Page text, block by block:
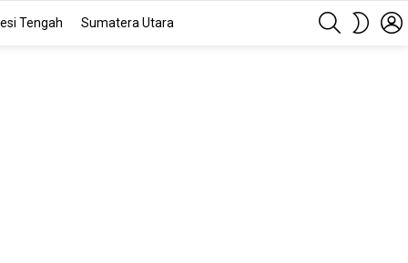
Tengah Sumatera Utara
SEARCH
SKIN